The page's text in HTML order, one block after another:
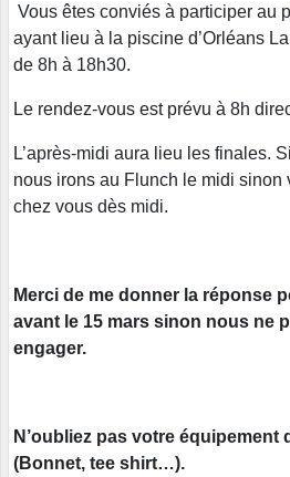
Vous êtes conviés à participer au
ayant lieu à la piscine d’Orléans
de 8h à 18h30.
Le rendez-vous est prévu à 8h
L’après-midi aura lieu les finales.
nous irons au Flunch le midi sinon
chez vous dès midi.
Merci de me donner la réponse
avant le 15 mars sinon nous ne
engager.
N’oubliez pas votre équipement
(Bonnet, tee shirt…).